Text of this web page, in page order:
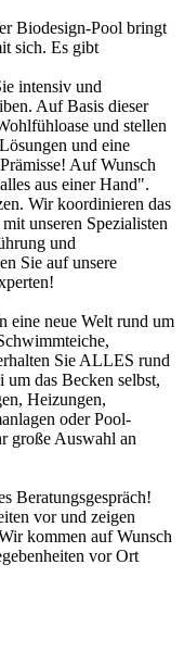
Biodesign-Pool bringt
sich. Es gibt
intensiv und
Auf Basis dieser
und stellen
und eine
Auf Wunsch
aus einer Hand".
Wir koordinieren das
unseren Spezialisten
und
Sie auf unsere
eine neue Welt rund um
Sie ALLES rund
das Becken selbst,
Heizungen,
oder Pool-
große Auswahl an
Beratungsgespräch!
vor und zeigen
kommen auf Wunsch
vor Ort